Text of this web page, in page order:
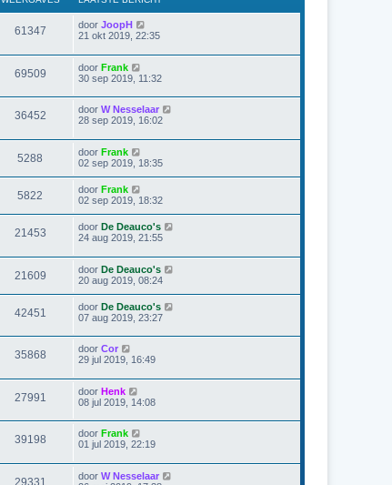
61347 door JoopH
21 okt 2019, 22:35
69509 door Frank
30 sep 2019, 11:32
36452 door W Nesselaar
28 sep 2019, 16:02
5288 door Frank
02 sep 2019, 18:35
5822 door Frank
02 sep 2019, 18:32
21453 door De Deauco's
24 aug 2019, 21:55
21609 door De Deauco's
20 aug 2019, 08:24
42451 door De Deauco's
07 aug 2019, 23:27
35868 door Cor
29 jul 2019, 16:49
27991 door Henk
08 jul 2019, 14:08
39198 door Frank
01 jul 2019, 22:19
29331 door W Nesselaar